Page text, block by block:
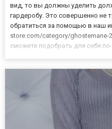
вид, то вы должны уделить
гардеробу. Это совершенно не
обратиться за помощью в наш
store.com/category/ghostemane-
сможете подобрать для себя